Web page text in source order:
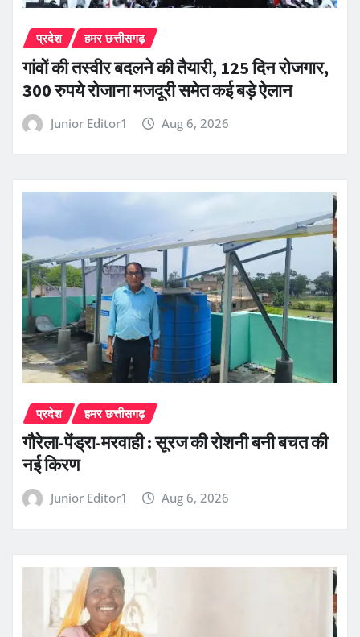
प्रदेश हमर छत्तीसगढ़
गांवों की तस्वीर बदलने की तैयारी, 125 दिन रोजगार,
300 रुपये रोजाना मजदूरी समेत कई बड़े ऐलान
Junior Editor1 Aug 6, 2026
प्रदेश हमर छत्तीसगढ़
गौरेला-पेंड्रा-मरवाही : सूरज की रोशनी बनी बचत की
नई किरण
Junior Editor1 Aug 6, 2026